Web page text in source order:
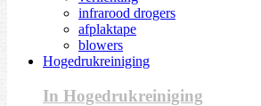
infrarood drogers
afplaktape
blowers
Hogedrukreiniging
In Hogedrukreiniging